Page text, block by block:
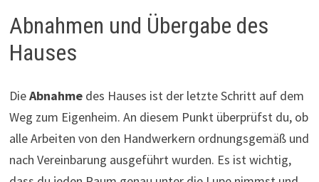
Abnahmen und Übergabe des
Hauses
DieAbnahmedes Hauses ist der letzte Schritt auf dem
Weg zum Eigenheim. An diesem Punkt überprüfst du, ob
alle Arbeiten von den Handwerkern ordnungsgemäß und
nach Vereinbarung ausgeführt wurden. Es ist wichtig,